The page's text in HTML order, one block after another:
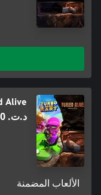
Alive
د.ت.‏ 47,000
الألعاب المضمنة